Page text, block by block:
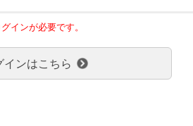
致します。
に分かれる場合の送料負担は、１回分
ません。
ご注文の場合は、大型商品送料のみご
インが必要です。
インはこちら